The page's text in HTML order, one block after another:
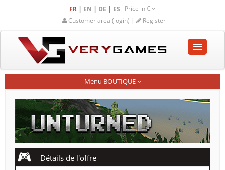
FR | EN | DE | ES Price in€
Customer area (login) |
Register
BOUTIQUE
COMMUNAUTÉ
AIDE-SUPPORT
Empty cart
Menu BOUTIQUE
Détails de l'offre